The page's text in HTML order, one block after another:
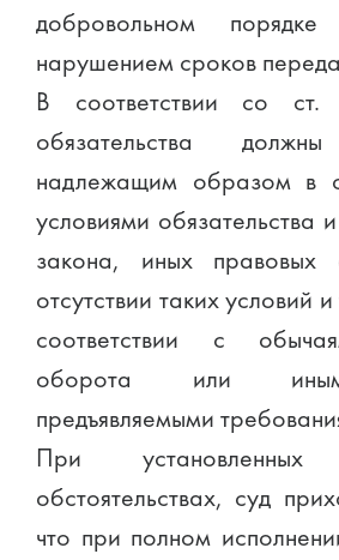
добровольном
нарушением сроков
В соответствии со
обязательства должны
надлежащим образом в
условиями обязательства
закона, иных
отсутствии таких условий
соответствии с
оборота или
предъявляемыми
При
обстоятельствах, суд
что при полном